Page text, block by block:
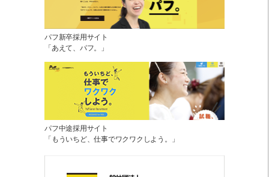
パフ新卒採用サイト
「あえて、パフ。」
パフ中途採用サイト
「もういちど、仕事でワクワクしよう。」